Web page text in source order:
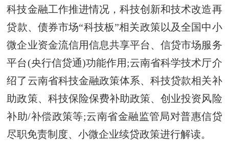
科技金融工作推进情况，科技创新和技术改造再
贷款、债券市场“科技板”相关政策以及全国中小
微企业资金流信用信息共享平台、信贷市场服务
平台(央行信贷通)功能作用;云南省科学技术厅介
绍了云南省科技金融政策体系、科技贷款相关补
助政策、科技保险保费补助政策、创业投资风险
补助/补偿政策等;云南省金融监管局对普惠信贷
尽职免责制度、小微企业续贷政策进行解读。